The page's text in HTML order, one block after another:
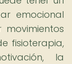
emocional
fisioterapia,
la